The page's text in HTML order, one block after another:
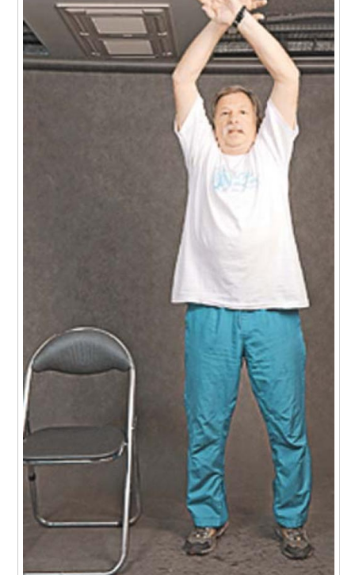
Упражнения для
груди
Упражнение для
трицепса
Упражнение для
спины
Шаг для похудения
быстрого похудения
Питание для
похудения
Упражнения для